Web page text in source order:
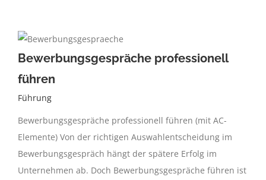
Bewerbungsgespräche professionell
führen
Führung
Bewerbungsgespräche professionell führen (mit AC-
Elemente) Von der richtigen Auswahlentscheidung im
Bewerbungsgespräch hängt der spätere Erfolg im
Unternehmen ab. Doch Bewerbungsgespräche führen ist